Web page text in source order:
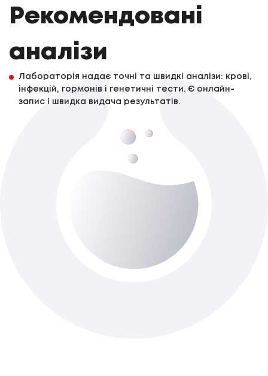
Рекомендовані
аналізи
Лабораторія надає точні та швидкі аналізи: крові,
інфекцій, гормонів і генетичні тести. Є онлайн-
запис і швидка видача результатів.
Вірус гепатиту В (HВV),якісне визначення
Доступно з виїздом додому